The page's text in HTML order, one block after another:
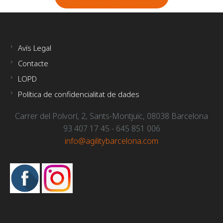
Avís Legal
Contacte
LOPD
Política de confidencialitat de dades
Carrer del Polvorí, 2, Sants-Montjuïc, 08038 Barcelona
93 407 17 45 - 645 851 006
info@agilitybarcelona.com